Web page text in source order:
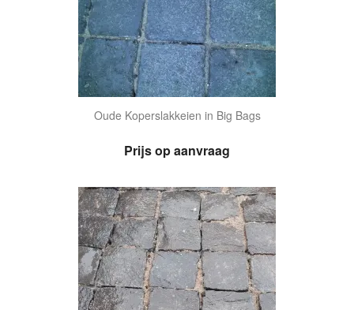
Oude Koperslakkeien in Big Bags
Prijs op aanvraag